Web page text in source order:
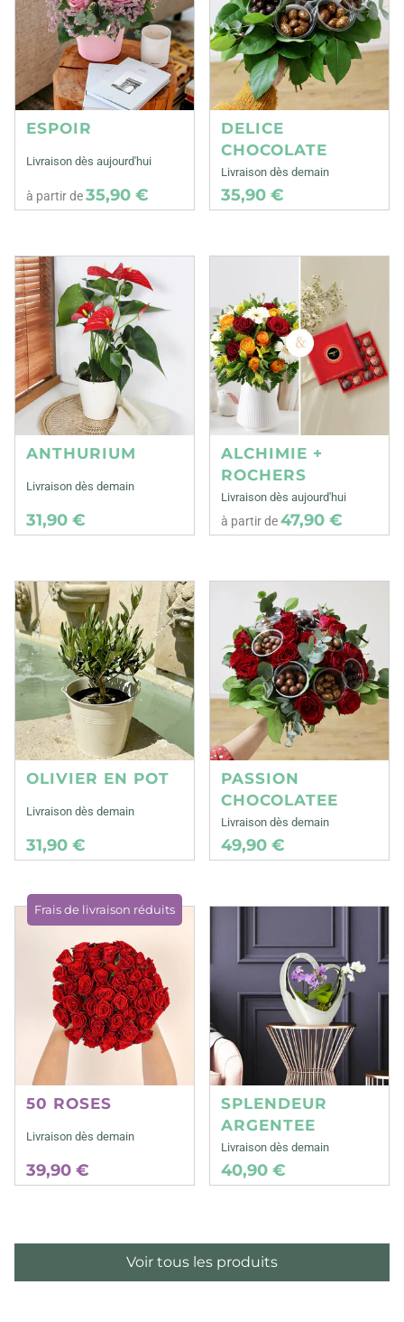
ESPOIR
Livraison dès aujourd'hui
à partir de35,90 €
DELICE
CHOCOLATE
Livraison dès demain
35,90 €
ANTHURIUM
Livraison dès demain
31,90 €
ALCHIMIE +
ROCHERS
Livraison dès aujourd'hui
à partir de47,90 €
OLIVIER EN POT
Livraison dès demain
31,90 €
PASSION
CHOCOLATEE
Livraison dès demain
49,90 €
Frais de livraison réduits
50 ROSES
Livraison dès demain
39,90 €
SPLENDEUR
ARGENTEE
Livraison dès demain
40,90 €
Voir tous les produits